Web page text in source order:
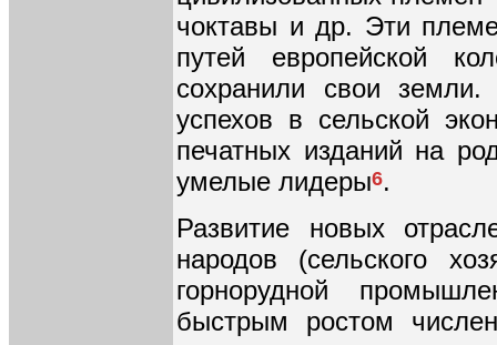
чоктавы и др. Эти
путей европейской
сохранили свои
успехов в сельской
печатных изданий на
умелые лидеры6.
Развитие новых
народов (сельского
горнорудной
быстрым ростом